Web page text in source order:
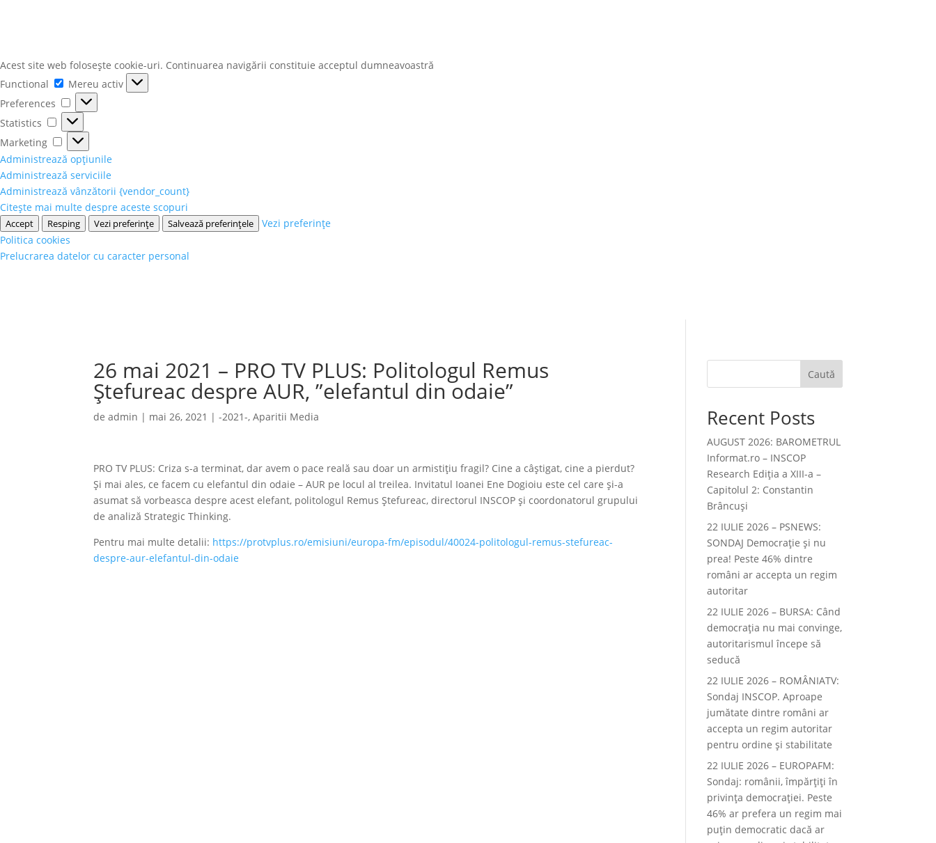
Acest site web folosește cookie-uri. Continuarea navigării constituie acceptul dumneavoastră
Functional
Functional
Mereu activ
Preferences
Preferences
Statistics
Statistics
Marketing
Marketing
Administrează opțiunile
Administrează serviciile
Administrează vânzătorii {vendor_count}
Citește mai multe despre aceste scopuri
Accept Resping Vezi preferințe Salvează preferințele
Vezi preferințe
Politica cookies
Prelucrarea datelor cu caracter personal
26 mai 2021 – PRO TV PLUS: Politologul Remus
Ştefureac despre AUR, ”elefantul din odaie”
deadmin | mai 26, 2021 |-2021-,Aparitii Media
PRO TV PLUS: Criza s-a terminat, dar avem o pace reală sau doar un armistițiu fragil? Cine a câștigat, cine a pierdut?
Și mai ales, ce facem cu elefantul din odaie – AUR pe locul al treilea. Invitatul Ioanei Ene Dogioiu este cel care și-a
asumat să vorbeasca despre acest elefant, politologul Remus Ştefureac, directorul INSCOP și coordonatorul grupului
de analiză Strategic Thinking.
Pentru mai multe detalii: https://protvplus.ro/emisiuni/europa-fm/episodul/40024-politologul-remus-stefureac-
despre-aur-elefantul-din-odaie
Caută
Recent Posts
AUGUST 2026: BAROMETRUL
Informat.ro – INSCOP
Research Ediția a XIII-a –
Capitolul 2: Constantin
Brâncuși
22 IULIE 2026 – PSNEWS:
SONDAJ Democrație și nu
prea! Peste 46% dintre
români ar accepta un regim
autoritar
22 IULIE 2026 – BURSA: Când
democraţia nu mai convinge,
autoritarismul începe să
seducă
22 IULIE 2026 – ROMÂNIATV:
Sondaj INSCOP. Aproape
jumătate dintre români ar
accepta un regim autoritar
pentru ordine și stabilitate
22 IULIE 2026 – EUROPAFM:
Sondaj: românii, împărțiți în
privința democrației. Peste
46% ar prefera un regim mai
puțin democratic dacă ar